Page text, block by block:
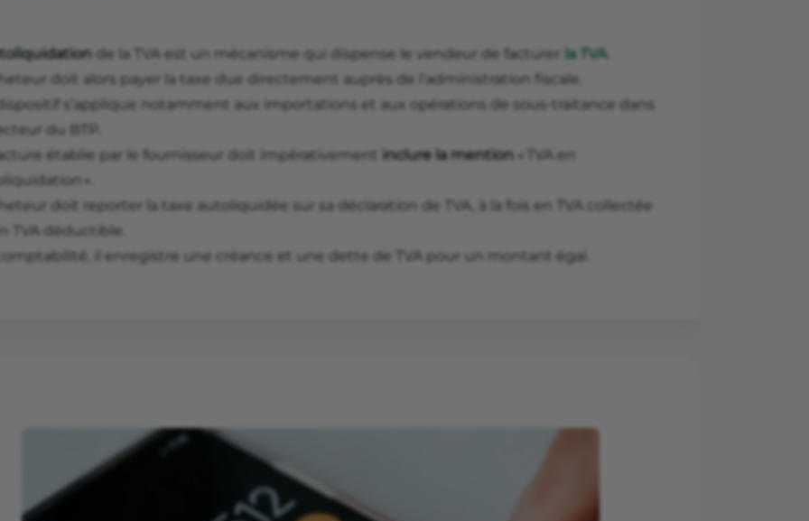
de la TVA est un mécanisme qui dispense le vendeur de facturer la TVA.
doit alors payer la taxe due directement auprès de l’administration fiscale.
s’applique notamment aux importations et aux opérations de sous-traitance dans
du BTP.
établie par le fournisseur doit impérativement inclure la mention « TVA en
».
doit reporter la taxe autoliquidée sur sa déclaration de TVA, à la fois en TVA collectée
TVA déductible.
il enregistre une créance et une dette de TVA pour un montant égal.